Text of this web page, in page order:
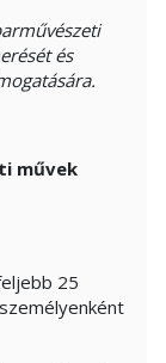
és
művek
25